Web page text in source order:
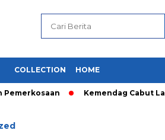
COLLECTION HOME
Kemendag Cabut